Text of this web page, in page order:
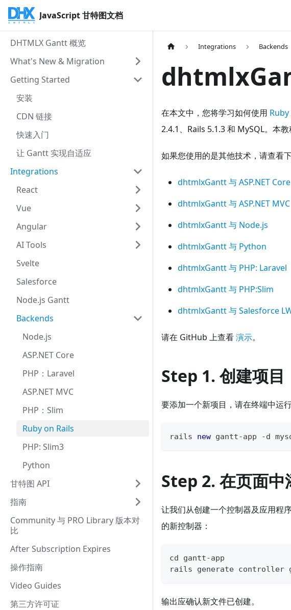
JavaScript 甘特图文档
DHTMLX Gantt 概览
What's New & Migration
Getting Started
安装
CDN 链接
快速入门
让 Gantt 实现自适应
Integrations
React
Vue
Angular
AI Tools
Svelte
Salesforce
Node.js Gantt
Backends
Node.js
ASP.NET Core
PHP：Laravel
ASP.NET MVC
PHP：Slim
Ruby on Rails
PHP: Slim3
Python
甘特图 API
指南
Community 与 PRO Library 版本对
比
After Subscription Expires
操作指南
Video Guides
第三方许可证
Integrations Backends
在本文中，您将学习如何使用
2.4.1、Rails 5.1.3 和 MySQL。本
如果您使用的是其他技术，请查看
dhtmlxGantt 与 ASP.NET Core
dhtmlxGantt 与 ASP.NET MVC
dhtmlxGantt 与 Node.js
dhtmlxGantt 与 Python
dhtmlxGantt 与 PHP: Laravel
dhtmlxGantt 与 PHP:Slim
dhtmlxGantt 与 Salesforce
请在 GitHub 上查看演示。
Step 1. 创建项目
要添加一个新项目，请在终端中运
rails new gantt-app -d
Step 2. 在页面
让我们从创建一个控制器及应用程
的新控制器：
cd gantt-app
rails generate controller
输出应确认新文件已创建。